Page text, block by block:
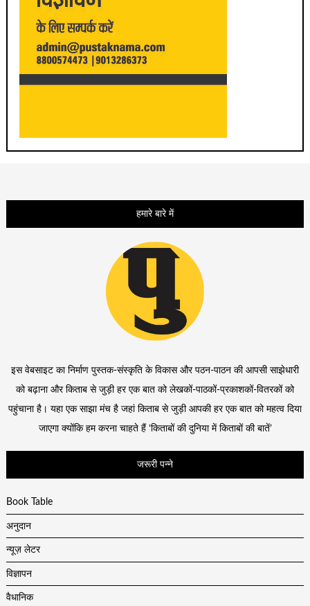
हमारे बारे में
इस वेबसाइट का निर्माण पुस्तक-संस्कृति के विकास और पठन-पाठन की आपसी साझेधारी
को बढ़ाना और किताब से जुड़ी हर एक बात को लेखकों-पाठकों-प्रकाशकों-वितरकों को
पहुंचाना है। यहा एक साझा मंच है जहां किताब से जुड़ी आपकी हर एक बात को महत्व दिया
जाएगा क्योंकि हम करना चाहते हैं ‘किताबों की दुनिया में किताबों की बातें’
जरूरी पन्ने
Book Table
अनुदान
न्यूज़ लेटर
विज्ञापन
वैधानिक